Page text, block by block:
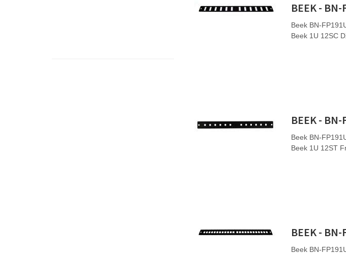
BEEK -
Beek BN-
Beek 1U 12SC
BEEK -
Beek BN-
Beek 1U 12ST
BEEK -
Beek BN-